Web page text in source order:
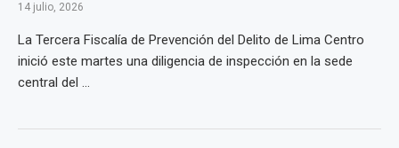
14 julio, 2026
La Tercera Fiscalía de Prevención del Delito de Lima Centro
inició este martes una diligencia de inspección en la sede
central del ...